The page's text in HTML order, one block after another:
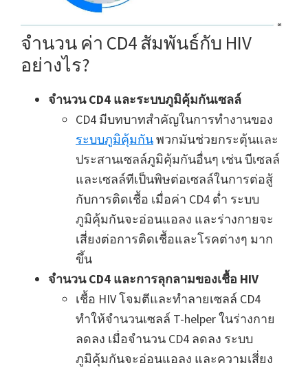
จำนวน ค่า CD4 สัมพันธ์กับ HIV
อย่างไร?
จำนวน CD4 และระบบภูมิคุ้มกันเซลล์
CD4 มีบทบาทสำคัญในการทำงานของ
ระบบภูมิคุ้มกันพวกมันช่วยกระตุ้นและ
ประสานเซลล์ภูมิคุ้มกันอื่นๆ เช่น บีเซลล์
และเซลล์ทีเป็นพิษต่อเซลล์ในการต่อสู้
กับการติดเชื้อ เมื่อค่า CD4 ต่ำ ระบบ
ภูมิคุ้มกันจะอ่อนแอลง และร่างกายจะ
เสี่ยงต่อการติดเชื้อและโรคต่างๆ มาก
ขึ้น
จำนวน CD4 และการลุกลามของเชื้อ HIV
เชื้อ HIV โจมตีและทำลายเซลล์ CD4
ทำให้จำนวนเซลล์ T-helper ในร่างกาย
ลดลง เมื่อจำนวน CD4 ลดลง ระบบ
ภูมิคุ้มกันจะอ่อนแอลง และความเสี่ยง